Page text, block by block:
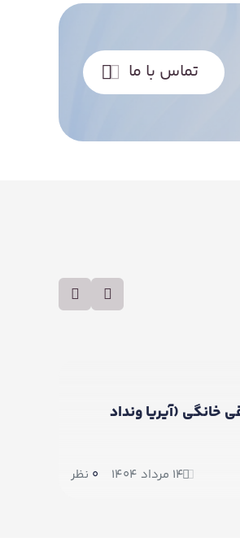
تماس با ما
سیمای گردشگری استان